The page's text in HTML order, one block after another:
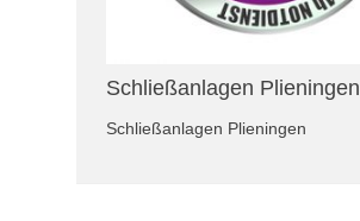
Schließanlagen Plieningen
Schließanlagen Plieningen